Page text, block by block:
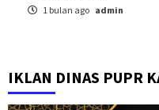
1 bulan ago admin
IKLAN DINAS PUPR